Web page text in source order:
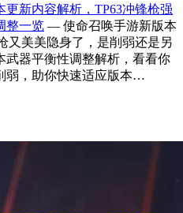
更新内容解析，TP63冲锋枪强
整一览 — 使命召唤手游新版本
又美美隐身了，是削弱还是另
武器平衡性调整解析，看看你
弱，助你快速适应版本…